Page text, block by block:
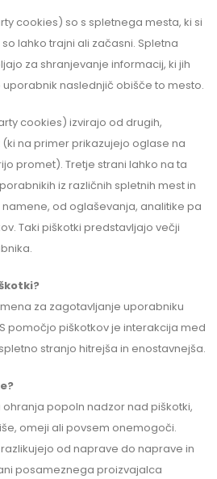
cookies) so s spletnega mesta, ki si
lahko trajni ali začasni. Spletna
za shranjevanje informacij, ki jih
naslednjič obišče to mesto.
cookies) izvirajo od drugih,
na primer prikazujejo oglase na
promet). Tretje strani lahko na ta
iz različnih spletnih mest in
od oglaševanja, analitike pa
Taki piškotki predstavljajo večji
za zagotavljanje uporabniku
pomočjo piškotkov je interakcija med
stranjo hitrejša in enostavnejša.
popoln nadzor nad piškotki,
omeji ali povsem onemogoči.
od naprave do naprave in
posameznega proizvajalca